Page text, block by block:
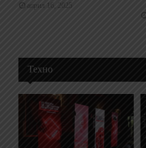
април 16, 2025
Техно